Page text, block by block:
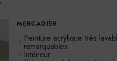
MERCADIER
Peinture acrylique très
remarquables
Intérieur